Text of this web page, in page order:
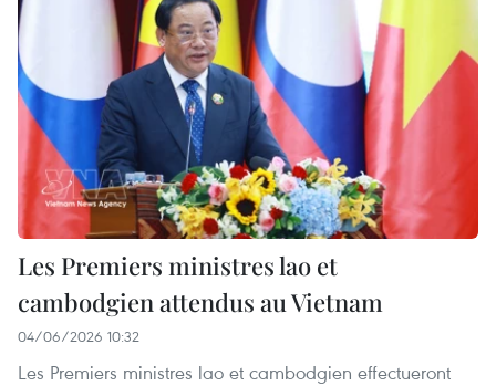
Les Premiers ministres lao et
cambodgien attendus au Vietnam
04/06/2026 10:32
Les Premiers ministres lao et cambodgien effectueront